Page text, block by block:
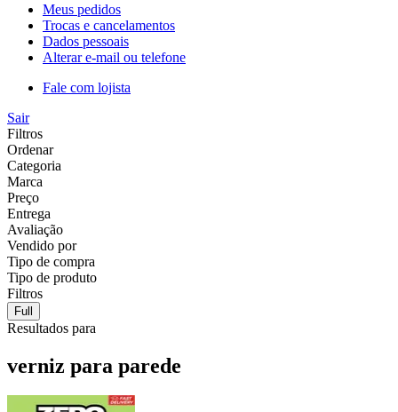
Meus pedidos
Trocas e cancelamentos
Dados pessoais
Alterar e-mail ou telefone
Fale com lojista
Sair
Filtros
Ordenar
Categoria
Marca
Preço
Entrega
Avaliação
Vendido por
Tipo de compra
Tipo de produto
Filtros
Full
Resultados para
verniz para parede